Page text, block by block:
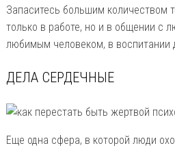
Запаситесь большим количеством
только в работе, но и в общении с
любимым человеком, в воспитании
ДЕЛА СЕРДЕЧНЫЕ
Еще одна сфера, в которой люди